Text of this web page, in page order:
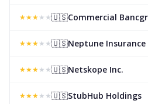
★★★★ ★🇺🇸Commercial
★★★★ ★🇺🇸Neptune
★★★★ ★🇺🇸Netskope Inc.
★★★★ ★🇺🇸StubHub Holdings